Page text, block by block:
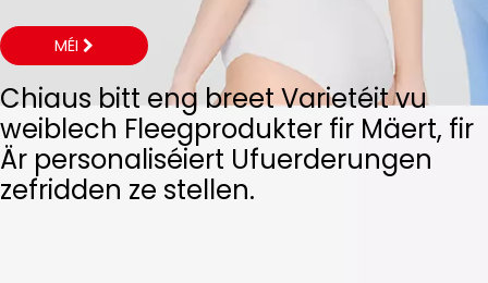
MÉI
Chiaus bitt eng breet Varietéit vu
weiblech Fleegprodukter fir Mäert, fir
Är personaliséiert Ufuerderungen
zefridden ze stellen.